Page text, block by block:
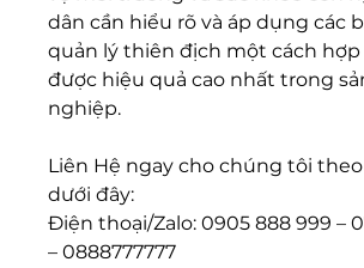
dân cần hiểu rõ và áp dụng các
quản lý thiên địch một cách hợp
được hiệu quả cao nhất trong
nghiệp.
Liên Hệ ngay cho chúng tôi
dưới đây:
Điện thoại/Zalo: 0905 888 999 –
– 0888777777